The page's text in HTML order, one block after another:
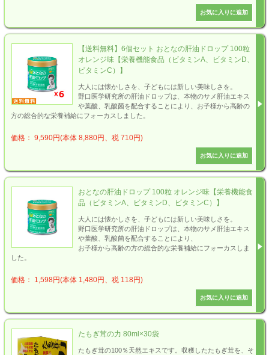
【送料無料】6個セット おとなの肝油ドロップ 100粒
オレンジ味【栄養機能食品（ビタミンA、ビタミンD、
ビタミンC）】
大人には懐かしさを、子どもには新しい美味しさを。
野口医学研究所の肝油ドロップは、本物のサメ肝油エキス
や葉酸、乳酸菌を配合することにより、お子様から高齢の
方の総合的な栄養補給にフォーカスしました。
価格： 9,590円(本体 8,880円、税 710円)
おとなの肝油ドロップ 100粒 オレンジ味【栄養機能食
品（ビタミンA、ビタミンD、ビタミンC）】
大人には懐かしさを、子どもには新しい美味しさを。
野口医学研究所の肝油ドロップは、本物のサメ肝油エキス
や葉酸、乳酸菌を配合することにより、
お子様から高齢の方の総合的な栄養補給にフォーカスしま
した。
価格： 1,598円(本体 1,480円、税 118円)
たもぎ茸の力 80ml×30袋
たもぎ茸の100％天然エキスです。収穫したたもぎ茸を、そ